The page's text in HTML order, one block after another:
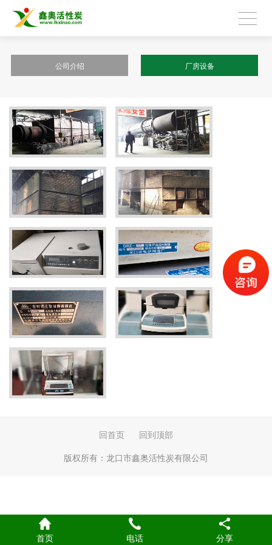
公司介绍 厂房设备
回首页 回到顶部
版权所有： 龙口市鑫奥活性炭有限公司
首页 电话 分享